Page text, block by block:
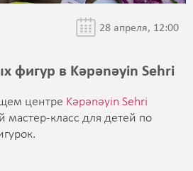
28 апреля, 12:00
фигур в Kəpənəyin Sehri
центре Kəpənəyin Sehri
мастер-класс для детей по